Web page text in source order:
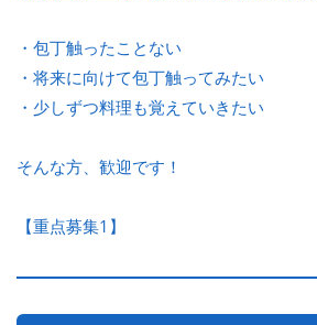
・包丁触ったことない
・将来に向けて包丁触ってみたい
・少しずつ料理も覚えていきたい
そんな方、歓迎です！
【重点募集1】